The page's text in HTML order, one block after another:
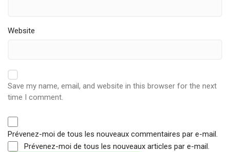
Website
Save my name, email, and website in this browser for the next
time I comment.
Prévenez-moi de tous les nouveaux commentaires par e-mail.
Prévenez-moi de tous les nouveaux articles par e-mail.